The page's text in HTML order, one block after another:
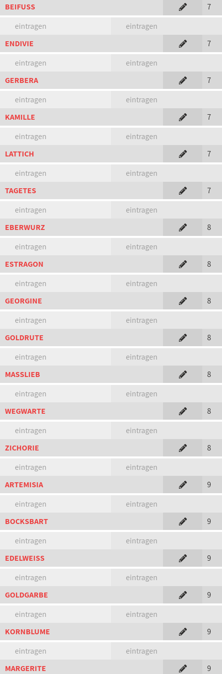
BEIFUSS
7
eintragen
eintragen
ENDIVIE
7
eintragen
eintragen
GERBERA
7
eintragen
eintragen
KAMILLE
7
eintragen
eintragen
LATTICH
7
eintragen
eintragen
TAGETES
7
eintragen
eintragen
EBERWURZ
8
eintragen
eintragen
ESTRAGON
8
eintragen
eintragen
GEORGINE
8
eintragen
eintragen
GOLDRUTE
8
eintragen
eintragen
MASSLIEB
8
eintragen
eintragen
WEGWARTE
8
eintragen
eintragen
ZICHORIE
8
eintragen
eintragen
ARTEMISIA
9
eintragen
eintragen
BOCKSBART
9
eintragen
eintragen
EDELWEISS
9
eintragen
eintragen
GOLDGARBE
9
eintragen
eintragen
KORNBLUME
9
eintragen
eintragen
MARGERITE
9